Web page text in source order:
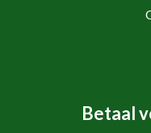
Betaal